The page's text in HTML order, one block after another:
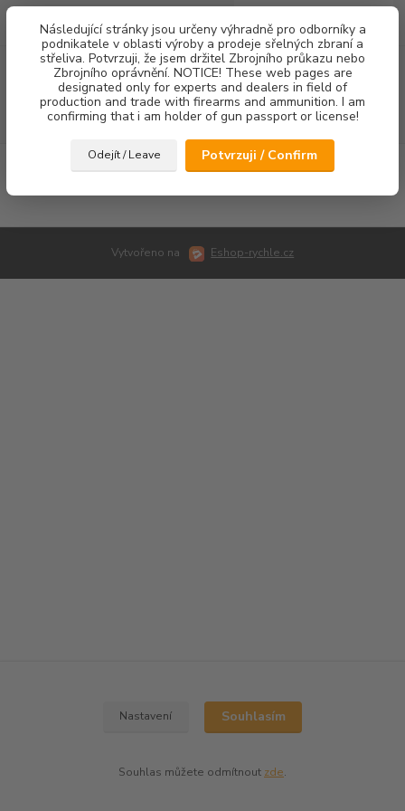
Následující stránky jsou určeny výhradně pro odborníky a
podnikatele v oblasti výroby a prodeje sřelných zbraní a
střeliva. Potvrzuji, že jsem držitel Zbrojního průkazu nebo
Zbrojního oprávnění. NOTICE! These web pages are
designated only for experts and dealers in field of
production and trade with firearms and ammunition. I am
confirming that i am holder of gun passport or license!
Odejít / Leave Potvrzuji / Confirm
Menu
Hledat
za0,00 Kč
Vytvořeno na Eshop-rychle.cz
Nastavení Souhlasím
Souhlas můžete odmítnout zde.